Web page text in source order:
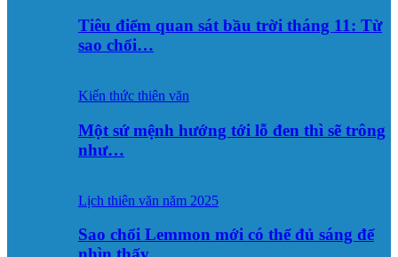
Tiêu điểm quan sát bầu trời tháng 11: Từ
sao chổi…
Kiến thức thiên văn
Một sứ mệnh hướng tới lỗ đen thì sẽ trông
như…
Lịch thiên văn năm 2025
Sao chổi Lemmon mới có thể đủ sáng để